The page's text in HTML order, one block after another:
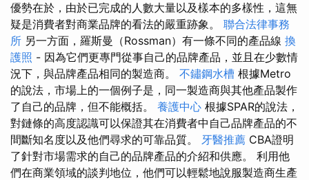
優勢在於，由於已完成的人數大量以及樣本的多樣性，這無
疑是消費者對商業品牌的看法的嚴重跡象。 聯合法律事務
所 另一方面，羅斯曼（Rossman）有一條不同的產品線 換
護照 - 因為它們更專門從事自己的品牌產品，並且在少數情
況下，與品牌產品相同的製造商。 不鏽鋼水槽 根據Metro
的說法，市場上的一個例子是，同一製造商與其他產品製作
了自己的品牌，但不能概括。 養護中心 根據SPAR的說法，
對鏈條的高度認識可以保證其在消費者中自己品牌產品的不
間斷知名度以及他們尋求的可靠品質。 牙醫推薦 CBA證明
了針對市場需求的自己的品牌產品的介紹和供應。 利用他
們在商業領域的談判地位，他們可以輕鬆地說服製造商生產